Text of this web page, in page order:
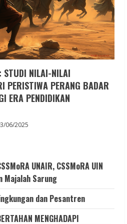
STUDI NILAI-NILAI
PERISTIWA PERANG BADAR
ERA PENDIDIKAN
06/2025
UNAIR, CSSMoRA UIN
Majalah Sarung
dan Pesantren
MENGHADAPI